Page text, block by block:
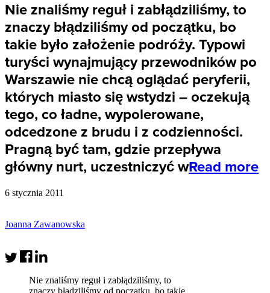
Nie znaliśmy reguł i zabłądziliśmy, to
znaczy błądziliśmy od początku, bo
takie było założenie podróży. Typowi
turyści wynajmujący przewodników po
Warszawie nie chcą oglądać peryferii,
których miasto się wstydzi – oczekują
tego, co ładne, wypolerowane,
odcedzone z brudu i z codzienności.
Pragną być tam, gdzie przepływa
główny nurt, uczestniczyć wRead more
6 stycznia 2011
Joanna Zawanowska
Nie znaliśmy reguł i zabłądziliśmy, to
znaczy błądziliśmy od początku, bo takie